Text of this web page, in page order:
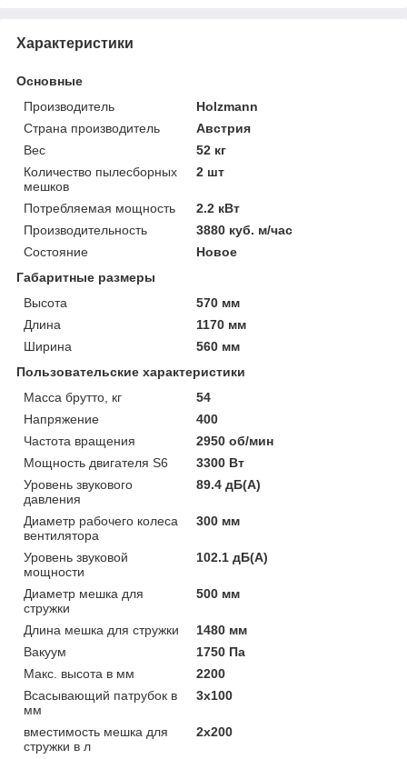
Характеристики
Основные
Производитель
Holzmann
Страна производитель
Австрия
Вес
52 кг
Количество пылесборных
мешков
2 шт
Потребляемая мощность
2.2 кВт
Производительность
3880 куб. м/час
Состояние
Новое
Габаритные размеры
Высота
570 мм
Длина
1170 мм
Ширина
560 мм
Пользовательские характеристики
Масса брутто, кг
54
Напряжение
400
Частота вращения
2950 об/мин
Мощность двигателя S6
3300 Вт
Уровень звукового
давления
89.4 дБ(А)
Диаметр рабочего колеса
вентилятора
300 мм
Уровень звуковой
мощности
102.1 дБ(А)
Диаметр мешка для
стружки
500 мм
Длина мешка для стружки
1480 мм
Вакуум
1750 Па
Макс. высота в мм
2200
Всасывающий патрубок в
мм
3x100
вместимость мешка для
стружки в л
2x200